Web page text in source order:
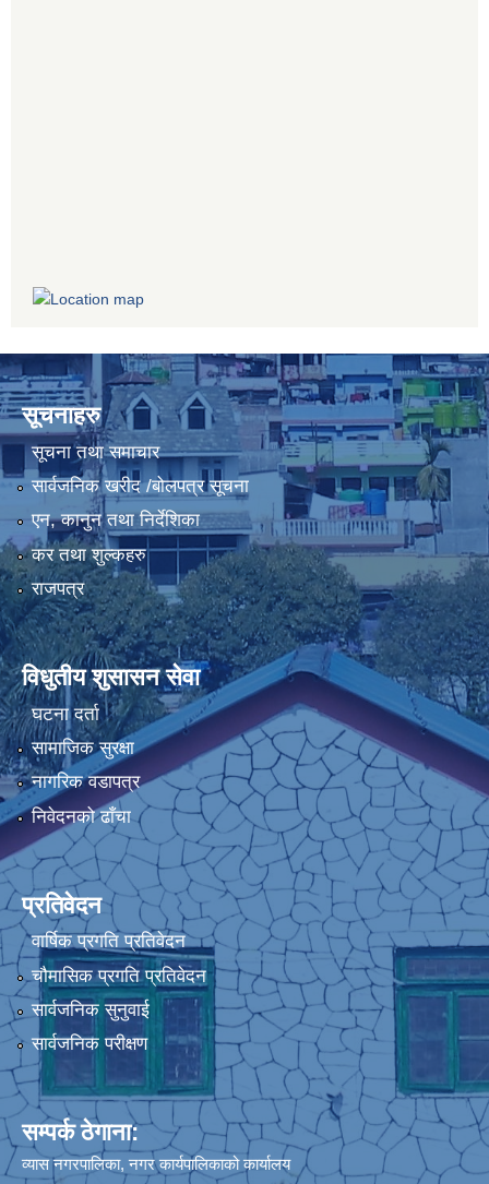
सूचनाहरु
सूचना तथा समाचार
सार्वजनिक खरीद /बोलपत्र सूचना
एन, कानुन तथा निर्देशिका
कर तथा शुल्कहरु
राजपत्र
विधुतीय शुसासन सेवा
घटना दर्ता
सामाजिक सुरक्षा
नागरिक वडापत्र
निवेदनको ढाँचा
प्रतिवेदन
वार्षिक प्रगति प्रतिवेदन
चौमासिक प्रगति प्रतिवेदन
सार्वजनिक सुनुवाई
सार्वजनिक परीक्षण
सम्पर्क ठेगाना:
व्यास नगरपालिका, नगर कार्यपालिकाको कार्यालय